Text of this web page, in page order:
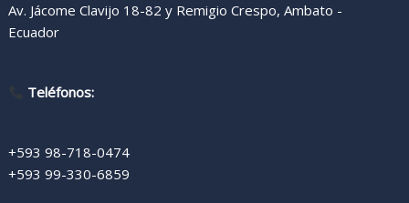
Av. Jácome Clavijo 18-82 y Remigio Crespo, Ambato -
Ecuador
Teléfonos:
+593 98-718-0474
+593 99-330-6859